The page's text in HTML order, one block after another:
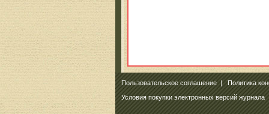
Пользовательское соглашение|Политика
Условия покупки электронных версий журнала